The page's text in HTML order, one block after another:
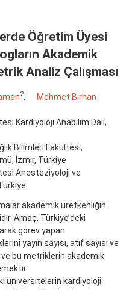
Öğretim Üyesi
Akademik
Analiz Çalışması
2,
Mehmet Birhan
Kardiyoloji Anabilim Dalı,
Bilimleri Fakültesi,
İzmir, Türkiye
Anesteziyoloji ve
akademik üretkenliğin
Amaç, Türkiye’deki
görev yapan
yayın sayısı, atıf sayısı ve
ve bu metriklerin akademik
üniversitelerin kardiyoloji